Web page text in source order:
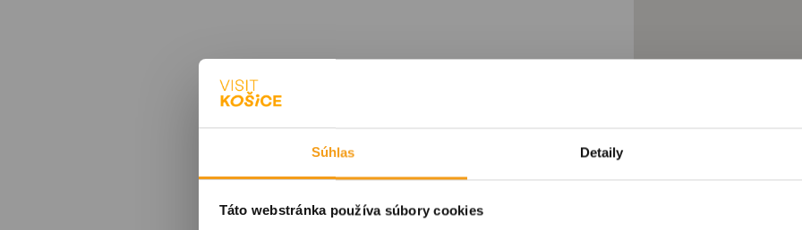
Súhlas Detaily
Táto webstránka používa súbory cookies
Sign up for our newsletter